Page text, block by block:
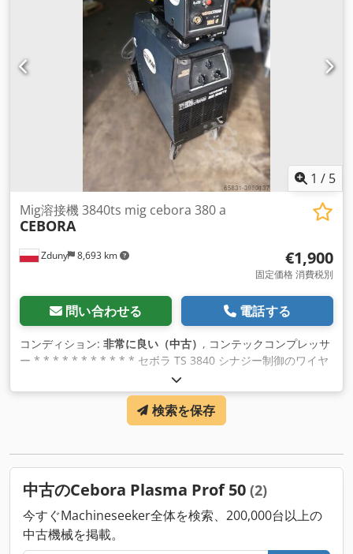
1 / 5
Zduny 8,693 km
Mig溶接機 3840ts mig cebora 380 a
CEBORA
€1,900
固定価格 消費税別
問い合わせる 電話する
コンディション: 非常に良い（中古） , コンテックコンプレッサ
ー * * * * * * * * * * * セボラ TS 3840 シナジー制御のワイヤ
ーフィードから 最大溶接電流380A. Crjdpfx Aaed Hr Nljtjf 冷
却すること。 トレイ4ローラー 2段階。 4-TAKT。 配線を完成
させます。 装置が完全に動作するようになりました。 コンテ
ックコンプレッサー * * * * * * * * * * *
検索を保存
中古のCebora Plasma Prof 50 (2)
今すぐMachineseeker全体を検索、200,000台以上の
中古機械を掲載。